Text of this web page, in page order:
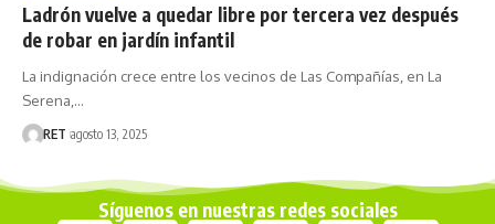
Ladrón vuelve a quedar libre por tercera vez después
de robar en jardín infantil
La indignación crece entre los vecinos de Las Compañías, en La
Serena,…
RET agosto 13, 2025
Síguenos en nuestras redes sociales